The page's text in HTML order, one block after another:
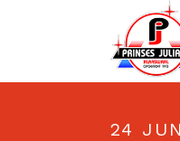
24